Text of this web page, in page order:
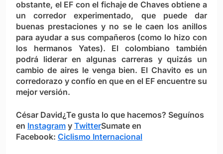
obstante, el EF con el fichaje de Chaves obtiene a
un corredor experimentado, que puede dar
buenas prestaciones y no se le caen los anillos
para ayudar a sus compañeros (como lo hizo con
los hermanos Yates). El colombiano también
podrá liderar en algunas carreras y quizás un
cambio de aires le venga bien. El Chavito es un
corredorazo y confío en que en el EF encuentre su
mejor versión.
César David¿Te gusta lo que hacemos? Seguínos
en Instagram y TwitterSumate en
Facebook: Ciclismo Internacional